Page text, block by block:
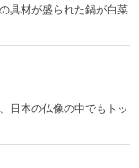
具材が盛られた鍋が白菜
日本の仏像の中でもトッ